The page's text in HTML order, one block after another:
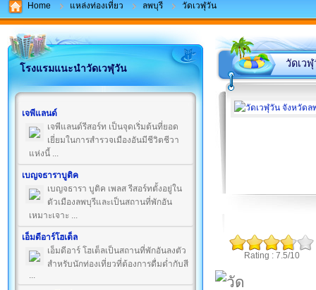
Home แหล่งท่องเที่ยว ลพบุรี วัดเวฬุวัน
โรงแรมแนะนำวัดเวฬุวัน
เจพีแลนด์
เจพีแลนด์รีสอร์ท เป็นจุดเริ่มต้นที่ยอด
เยี่ยมในการสำรวจเมืองอันมีชีวิตชีวา
แห่งนี้ ...
เบญจธาราบูติค
เบญจธารา บูติค เพลส รีสอร์ทตั้งอยู่ใน
ตัวเมืองลพบุรีและเป็นสถานที่พักอัน
เหมาะเจาะ ...
เอ็มดีอาร์โฮเต็ล
เอ็มดีอาร์ โฮเต็ลเป็นสถานที่พักอันลงตัว
สำหรับนักท่องเที่ยวที่ต้องการดื่มด่ำกับสี
...
วัดเว
Rating : 7.5/10